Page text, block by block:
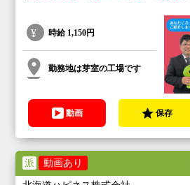
時給 1,150円
勤務地は芽室の工場です
動画 保存
派 動画あり